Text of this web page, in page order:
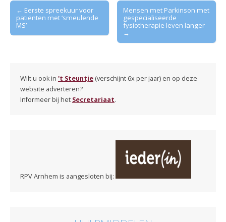
Post
navigation
← Eerste spreekuur voor
patiënten met ‘smeulende
MS’
Mensen met Parkinson met
gespecialiseerde
fysiotherapie leven langer
→
Wilt u ook in 't Steuntje (verschijnt 6x per jaar) en op deze
website adverteren?
Informeer bij het Secretariaat.
RPV Arnhem is aangesloten bij: